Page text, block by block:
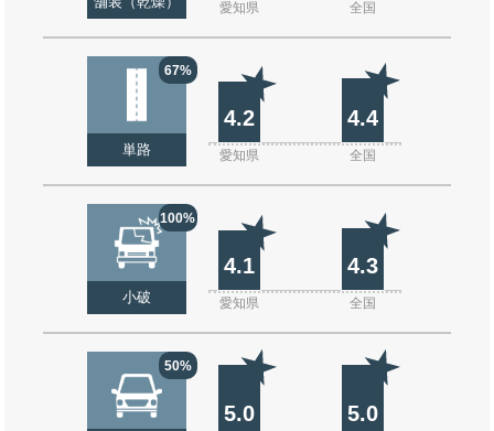
愛知県 全国
67%
単路
4.2 4.4
愛知県 全国
100%
小破
4.1 4.3
愛知県 全国
50%
5.0 5.0